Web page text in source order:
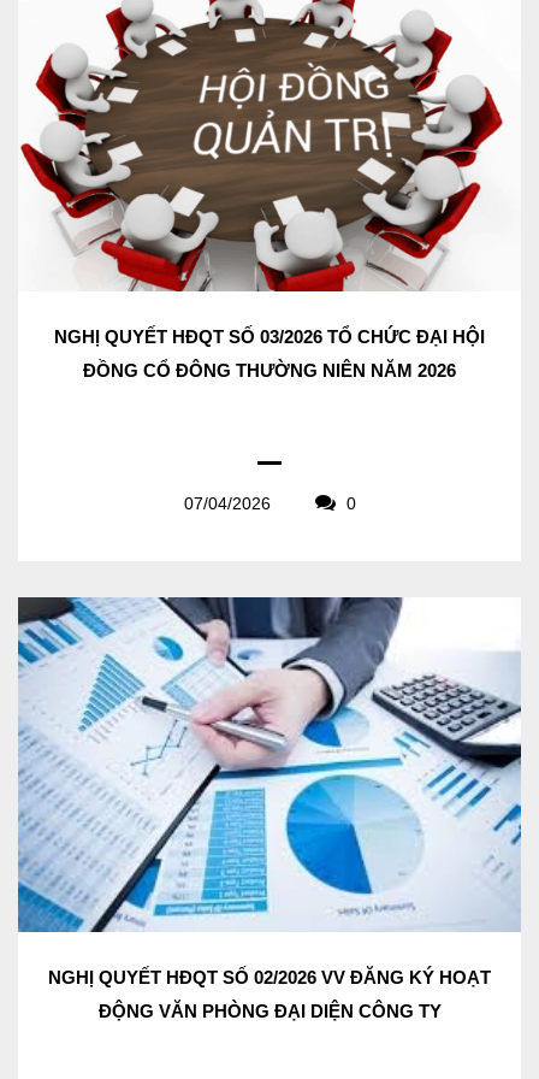
NGHỊ QUYẾT HĐQT SỐ 03/2026 TỔ CHỨC ĐẠI HỘI
ĐỒNG CỔ ĐÔNG THƯỜNG NIÊN NĂM 2026
07/04/2026 0
NGHỊ QUYẾT HĐQT SỐ 02/2026 VV ĐĂNG KÝ HOẠT
ĐỘNG VĂN PHÒNG ĐẠI DIỆN CÔNG TY